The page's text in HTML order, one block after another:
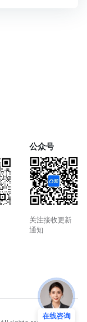
公众号
关注接收更新
通知
在线咨询